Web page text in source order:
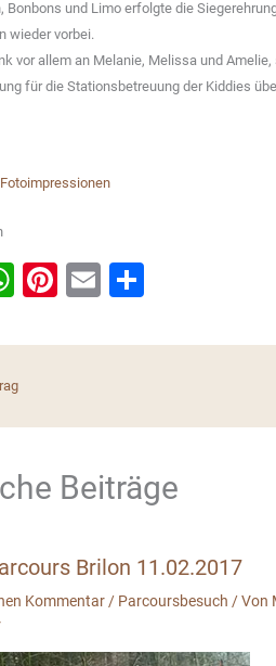
Bonbons und Limo erfolgte die
wieder vorbei.
vor allem an Melanie, Melissa und
für die Stationsbetreuung der Kiddies
W
at
s
A
p
Pi
er
st
E
ai ar
Beiträge
Brilon 11.02.2017
Kommentar / Parcoursbesuch / Von